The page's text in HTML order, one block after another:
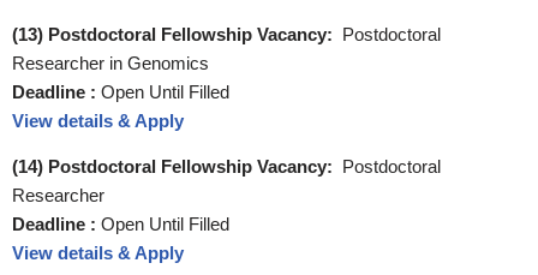
(13) Postdoctoral Fellowship Vacancy: Postdoctoral
Researcher in Genomics
Deadline : Open Until Filled
View details & Apply
(14) Postdoctoral Fellowship Vacancy: Postdoctoral
Researcher
Deadline : Open Until Filled
View details & Apply